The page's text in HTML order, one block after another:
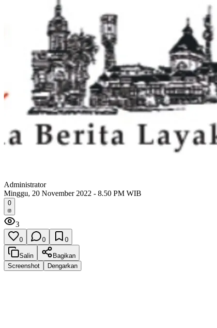
Administrator
Minggu, 20 November 2022 - 8.50 PM WIB
0
3
0 0 0
Salin
Bagikan
Screenshot
Dengarkan